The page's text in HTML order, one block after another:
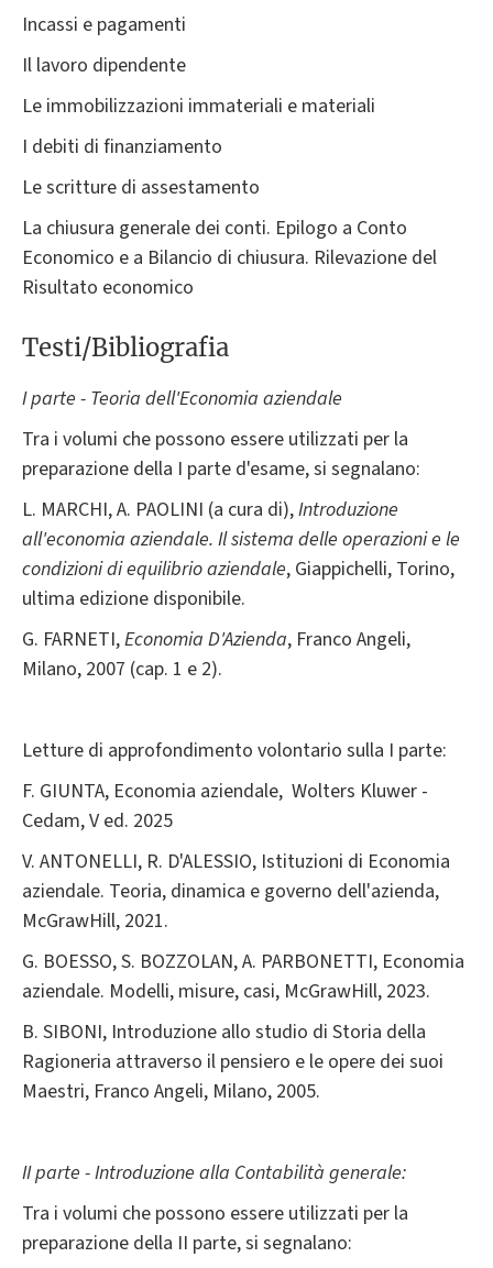
Incassi e pagamenti
Il lavoro dipendente
Le immobilizzazioni immateriali e materiali
I debiti di finanziamento
Le scritture di assestamento
La chiusura generale dei conti. Epilogo a Conto
Economico e a Bilancio di chiusura. Rilevazione del
Risultato economico
Testi/Bibliografia
I parte - Teoria dell'Economia aziendale
Tra i volumi che possono essere utilizzati per la
preparazione della I parte d'esame, si segnalano:
L. MARCHI, A. PAOLINI (a cura di),Introduzione
all'economia aziendale. Il sistema delle operazioni e le
condizioni di equilibrio aziendale, Giappichelli, Torino,
ultima edizione disponibile.
G. FARNETI,Economia D'Azienda, Franco Angeli,
Milano, 2007 (cap. 1 e 2).
Letture di approfondimento volontario sulla I parte:
F. GIUNTA, Economia aziendale, Wolters Kluwer -
Cedam, V ed. 2025
V. ANTONELLI, R. D'ALESSIO, Istituzioni di Economia
aziendale. Teoria, dinamica e governo dell'azienda,
McGrawHill, 2021.
G. BOESSO, S. BOZZOLAN, A. PARBONETTI, Economia
aziendale. Modelli, misure, casi, McGrawHill, 2023.
B. SIBONI, Introduzione allo studio di Storia della
Ragioneria attraverso il pensiero e le opere dei suoi
Maestri, Franco Angeli, Milano, 2005.
II parte - Introduzione alla Contabilità generale:
Tra i volumi che possono essere utilizzati per la
preparazione della II parte, si segnalano: